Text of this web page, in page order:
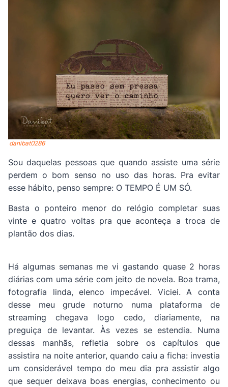
danibat0286
Sou daquelas pessoas que quando assiste uma série
perdem o bom senso no uso das horas. Pra evitar
esse hábito, penso sempre: O TEMPO É UM SÓ.
Basta o ponteiro menor do relógio completar suas
vinte e quatro voltas pra que aconteça a troca de
plantão dos dias.
Há algumas semanas me vi gastando quase 2 horas
diárias com uma série com jeito de novela. Boa trama,
fotografia linda, elenco impecável. Viciei. A conta
desse meu grude noturno numa plataforma de
streaming chegava logo cedo, diariamente, na
preguiça de levantar. Às vezes se estendia. Numa
dessas manhãs, refletia sobre os capítulos que
assistira na noite anterior, quando caiu a ficha: investia
um considerável tempo do meu dia pra assistir algo
que sequer deixava boas energias, conhecimento ou